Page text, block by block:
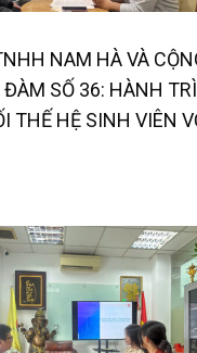
NAM HÀ VÀ
ĐÀM SỐ 36: HÀNH
THẾ HỆ SINH VIÊN